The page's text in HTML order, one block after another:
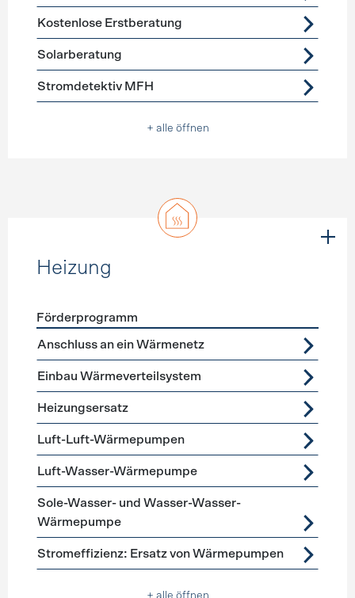
Kostenlose Erstberatung
Solarberatung
Stromdetektiv MFH
+ alle öffnen
Heizung
Förderprogramme Heizung
Förderprogramm
Anschluss an ein Wärmenetz
Einbau Wärmeverteilsystem
Heizungsersatz
Luft-Luft-Wärmepumpen
Luft-Wasser-Wärmepumpe
Sole-Wasser- und Wasser-Wasser-
Wärmepumpe
Stromeffizienz: Ersatz von Wärmepumpen
+ alle öffnen